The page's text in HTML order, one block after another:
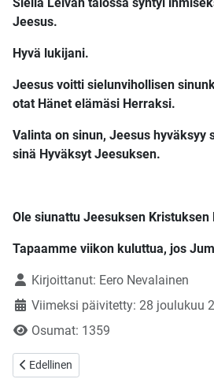
Jeesus.
Hyvä lukijani.
Jeesus voitti sielunvihollisen
otat Hänet elämäsi Herraksi.
Valinta on sinun, Jeesus hyväksyy
sinä Hyväksyt Jeesuksen.
Ole siunattu Jeesuksen Kristuksen
Tapaamme viikon kuluttua, jos
TietojaKirjoittanut: Eero Nevalainen
Viimeksi päivitetty: 28 joulukuu
Osumat: 1359
Edellinen artikkeli: Saiko uskovat viettää
Edellinen